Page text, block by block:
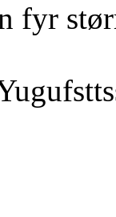
fyr